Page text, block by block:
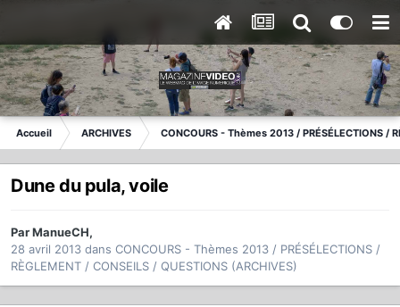
Accueil ARCHIVES CONCOURS - Thèmes 2013 / PRÉSÉLECTIONS /
Dune du pula, voile
ParManueCH,
28 avril 2013 dans CONCOURS - Thèmes 2013 / PRÉSÉLECTIONS /
RÈGLEMENT / CONSEILS / QUESTIONS (ARCHIVES)